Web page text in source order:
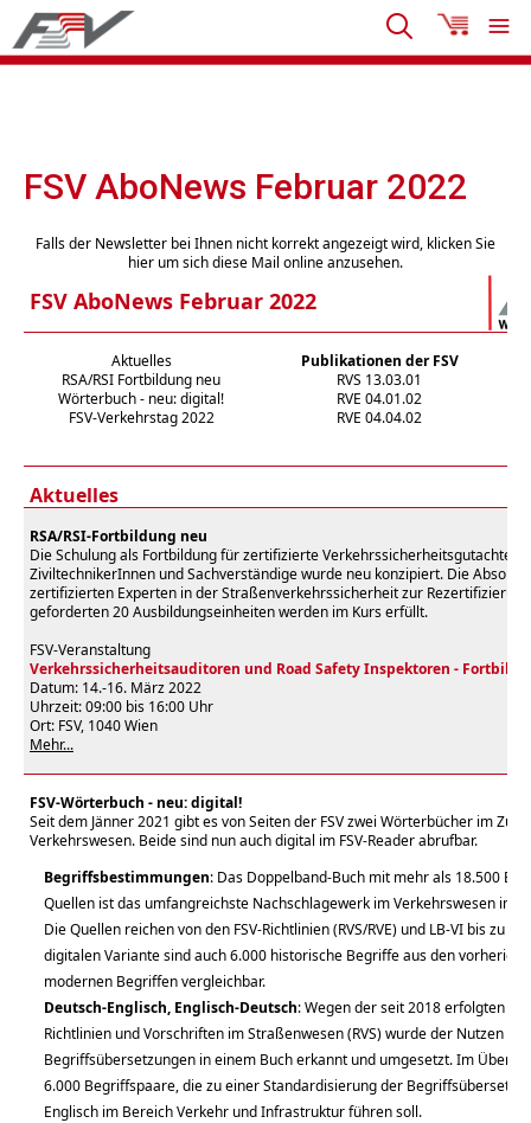
FSV AboNews Februar 2022
Falls der Newsletter bei Ihnen nicht korrekt angezeigt wird, klicken Sie
hier um sich diese Mail online anzusehen.
FSV AboNews Februar 2022
Aktuelles
Publikationen der FSV
RSA/RSI Fortbildung neu
Wörterbuch - neu: digital!
FSV-Verkehrstag 2022
RVS 13.03.01
RVE 04.01.02
RVE 04.04.02
Aktuelles
RSA/RSI-Fortbildung neu
Die Schulung als Fortbildung für zertifizierte
ZiviltechnikerInnen und Sachverständige wurde neu konzipiert. Die
zertifizierten Experten in der Straßenverkehrssicherheit zur
geforderten 20 Ausbildungseinheiten werden im Kurs erfüllt.
FSV-Veranstaltung
Verkehrssicherheitsauditoren und Road Safety Inspektoren -
Datum: 14.-16. März 2022
Uhrzeit: 09:00 bis 16:00 Uhr
Ort: FSV, 1040 Wien
Mehr...
FSV-Wörterbuch - neu: digital!
Seit dem Jänner 2021 gibt es von Seiten der FSV zwei Wörterbücher im
Verkehrswesen. Beide sind nun auch digital im FSV-Reader abrufbar.
Begriffsbestimmungen: Das Doppelband-Buch mit mehr als 18.500
Quellen ist das umfangreichste Nachschlagewerk im Verkehrswesen im
Die Quellen reichen von den FSV-Richtlinien (RVS/RVE) und LB-VI bis zu
digitalen Variante sind auch 6.000 historische Begriffe aus den
modernen Begriffen vergleichbar.
Deutsch-Englisch, Englisch-Deutsch: Wegen der seit 2018 erfolgten
Richtlinien und Vorschriften im Straßenwesen (RVS) wurde der Nutzen
Begriffsübersetzungen in einem Buch erkannt und umgesetzt. Im
6.000 Begriffspaare, die zu einer Standardisierung der
Englisch im Bereich Verkehr und Infrastruktur führen soll.